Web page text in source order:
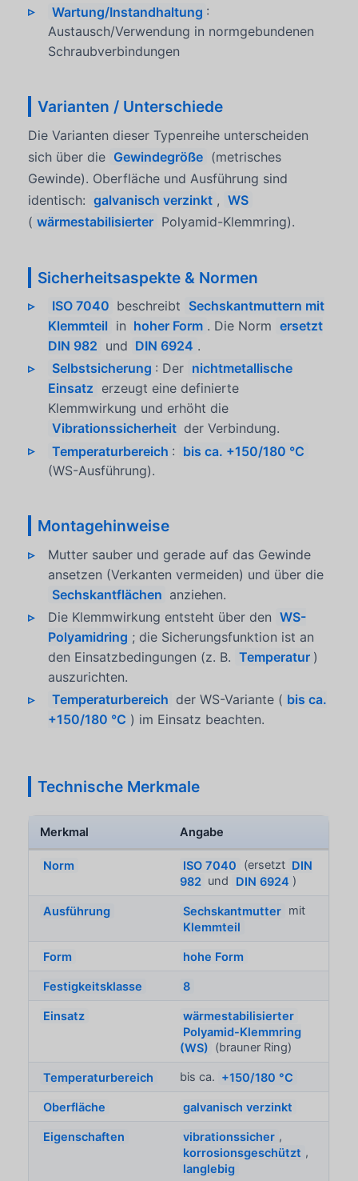
Wartung/Instandhaltung :
Austausch/Verwendung in normgebundenen
Schraubverbindungen
Varianten / Unterschiede
Die Varianten dieser Typenreihe unterscheiden
sich über die Gewindegröße (metrisches
Gewinde). Oberfläche und Ausführung sind
identisch: galvanisch verzinkt , WS
( wärmestabilisierter Polyamid-Klemmring).
Sicherheitsaspekte & Normen
ISO 7040 beschreibt Sechskantmuttern mit
Klemmteil in hoher Form . Die Norm ersetzt
DIN 982 und DIN 6924 .
Selbstsicherung : Der nichtmetallische
Einsatz erzeugt eine definierte
Klemmwirkung und erhöht die
Vibrationssicherheit der Verbindung.
Temperaturbereich : bis ca. +150/180 °C
(WS-Ausführung).
Montagehinweise
Mutter sauber und gerade auf das Gewinde
ansetzen (Verkanten vermeiden) und über die
Sechskantflächen anziehen.
Die Klemmwirkung entsteht über den WS-
Polyamidring ; die Sicherungsfunktion ist an
den Einsatzbedingungen (z. B. Temperatur )
auszurichten.
Temperaturbereich der WS-Variante ( bis ca.
+150/180 °C ) im Einsatz beachten.
Technische Merkmale
Merkmal Angabe
Norm ISO 7040 (ersetzt DIN
982 und DIN 6924 )
Ausführung Sechskantmutter mit
Klemmteil
Form hohe Form
Festigkeitsklasse 8
Einsatz
wärmestabilisierter
Polyamid-Klemmring
(WS) (brauner Ring)
Temperaturbereich bis ca. +150/180 °C
Oberfläche galvanisch verzinkt
Eigenschaften vibrationssicher ,
korrosionsgeschützt ,
langlebig